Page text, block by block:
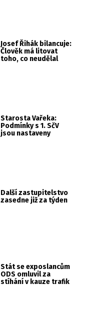
Josef Řihák bilancuje:
Člověk má litovat
toho, co neudělal
Starosta Vařeka:
Podmínky s 1. SčV
jsou nastaveny
Další zastupitelstvo
zasedne již za týden
Stát se exposlancům
ODS omluvil za
stíhání v kauze trafik